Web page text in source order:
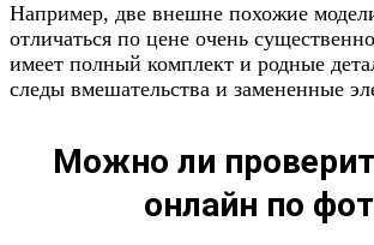
Например, две внешне похожие
отличаться по цене очень
имеет полный комплект и родные
следы вмешательства и замененные
Можно ли
онлайн по